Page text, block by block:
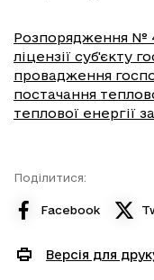
Розпорядження №
ліцензії суб'єкту
провадження
постачання
теплової енергії
Поділитися:
Facebook
Версія для